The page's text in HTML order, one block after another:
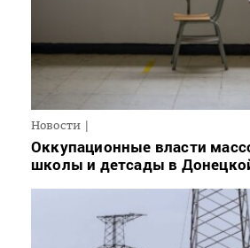
Новости
Оккупационные власти
школы и детсады в